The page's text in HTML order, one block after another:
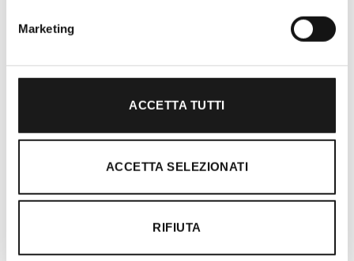
Marketing
ACCETTA TUTTI
ACCETTA SELEZIONATI
RIFIUTA
clienti con professionalità, rendendo
gratificante.